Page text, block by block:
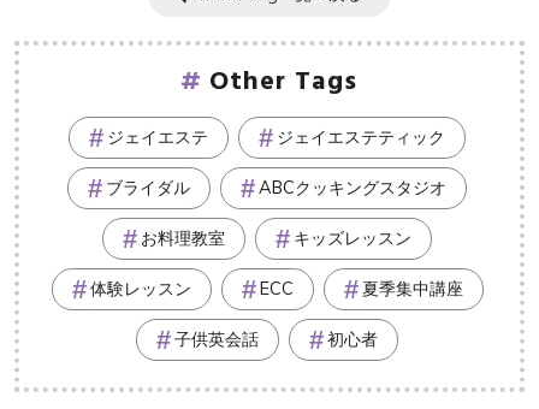
Other Tags
ジェイエステ ジェイエステティック
ブライダル ABCクッキングスタジオ
お料理教室 キッズレッスン
体験レッスン ECC 夏季集中講座
子供英会話 初心者